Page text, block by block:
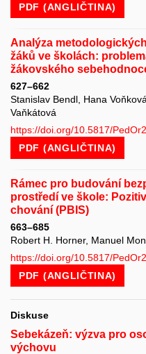
PDF (ANGLIČTINA)
Analýza
žáků ve školách:
žákovského
627–662
Stanislav Bendl, Hana
Vaňkátová
https://doi.org/10.5817/
PDF (ANGLIČTINA)
Rámec pro budování
prostředí ve škole:
chování (PBIS)
663–685
Robert H. Horner, Manuel
https://doi.org/10.5817/
PDF (ANGLIČTINA)
Diskuse
Sebekázeň: výzva pro
výchovu